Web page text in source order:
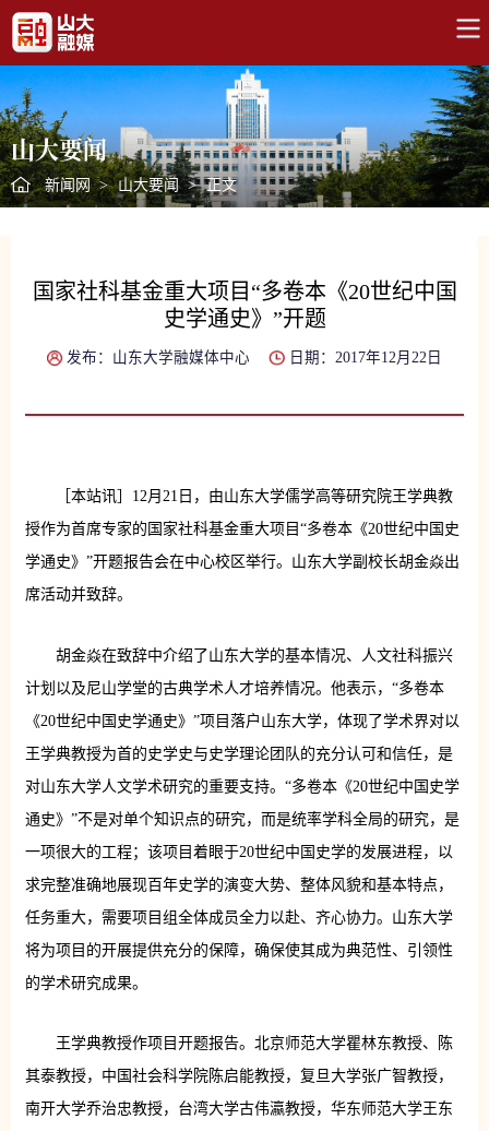
山大要闻
新闻网 > 山大要闻 > 正文
国家社科基金重大项目“多卷本《20世纪中国
史学通史》”开题
发布：山东大学融媒体中心 日期：2017年12月22日
［本站讯］12月21日，由山东大学儒学高等研究院王学典教
授作为首席专家的国家社科基金重大项目“多卷本《20世纪中国史
学通史》”开题报告会在中心校区举行。山东大学副校长胡金焱出
席活动并致辞。
胡金焱在致辞中介绍了山东大学的基本情况、人文社科振兴
计划以及尼山学堂的古典学术人才培养情况。他表示，“多卷本
《20世纪中国史学通史》”项目落户山东大学，体现了学术界对以
王学典教授为首的史学史与史学理论团队的充分认可和信任，是
对山东大学人文学术研究的重要支持。“多卷本《20世纪中国史学
通史》”不是对单个知识点的研究，而是统率学科全局的研究，是
一项很大的工程；该项目着眼于20世纪中国史学的发展进程，以
求完整准确地展现百年史学的演变大势、整体风貌和基本特点，
任务重大， 需要项目组全体成员全力以赴、齐心协力。山东大学
将为项目的开展提供充分的保障，确保使其成为典范性、引领性
的学术研究成果。
王学典教授作项目开题报告。北京师范大学瞿林东教授、陈
其泰教授，中国社会科学院陈启能教授，复旦大学张广智教授，
南开大学乔治忠教授，台湾大学古伟瀛教授，华东师范大学王东